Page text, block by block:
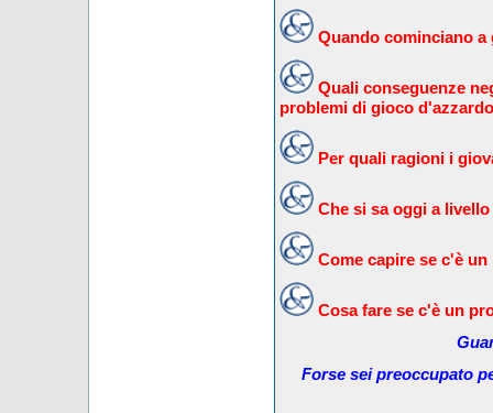
Quando cominciano a
Quali conseguenze
problemi di gioco
Per quali ragioni i
Che si sa oggi a
Come capire se c'è
Cosa fare se c'è un
Forse sei preoccupato